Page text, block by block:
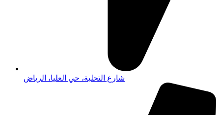
شارع التحلية، حي العليا، الرياض